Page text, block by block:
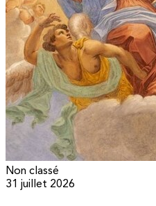
Non classé
31 juillet 2026